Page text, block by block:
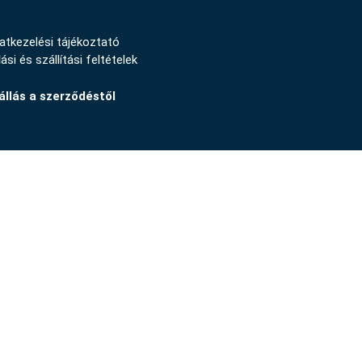
tájékoztató
és szállítási feltételek
a szerződéstől